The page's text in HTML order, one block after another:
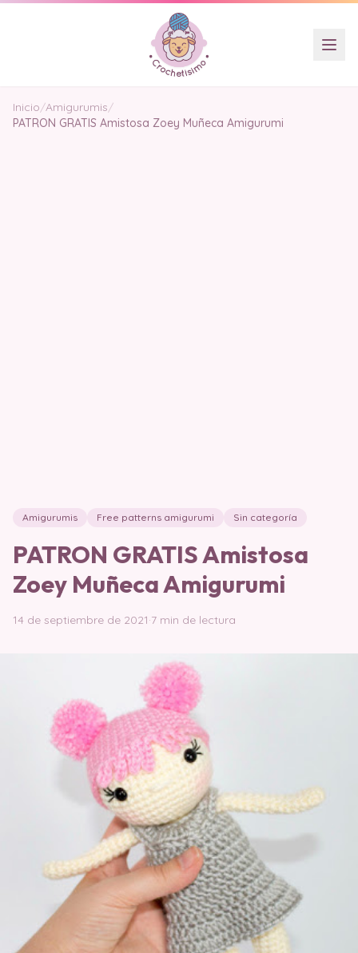
Inicio/Amigurumis/
PATRON GRATIS Amistosa Zoey Muñeca Amigurumi
Amigurumis Free patterns amigurumi Sin categoría
PATRON GRATIS Amistosa
Zoey Muñeca Amigurumi
14 de septiembre de 2021·7 min de lectura